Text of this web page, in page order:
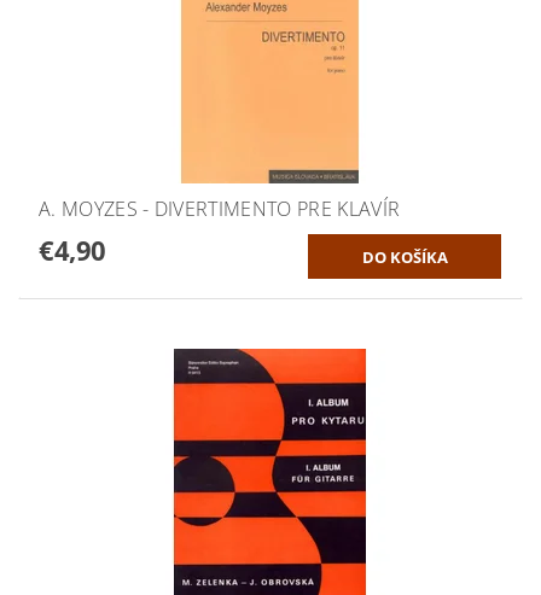
A. MOYZES - DIVERTIMENTO PRE KLAVÍR
€4,90